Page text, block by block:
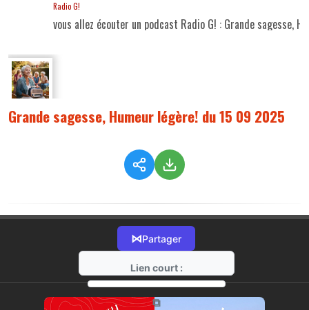
Radio G!
vous allez écouter un podcast Radio G! : Grande sagesse,
Grande sagesse, Humeur légère! du 15 09 2025
⋈Partager
Lien court :
https://radio-g.fr?18359
⧉